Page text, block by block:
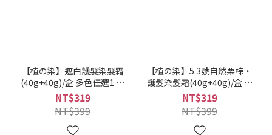
【植の染】遮白護髮染髮霜
(40g+40g)/盒 多色任選1 單
件賣場 (植染/植之染/植的染/
灰白髮適用/遮蓋白髮/永久性
染髮)｜美吾髮『可海外配
送』
NT$319
NT$399
【植の染】5.3號自然栗棕‧
護髮染髮霜(40g+40g)/盒 單
件賣場 (植染/植之染/植的染/
灰白髮適用/遮蓋白髮/永久性
染髮)｜美吾髮『可海外配
送』
NT$319
NT$399